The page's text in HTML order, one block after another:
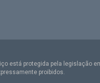
está protegida pela legislação
proibidos.